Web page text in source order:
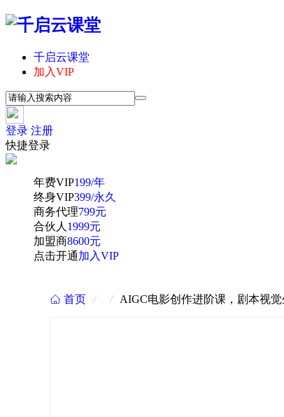
千启云课堂
加入VIP
登录 注册
快捷登录
年费VIP199/年
终身VIP399/永久
商务代理799元
合伙人 1999元
加盟商8600元
点击开通加入VIP
 首页 / / AIGC电影创作进阶课，剧本视